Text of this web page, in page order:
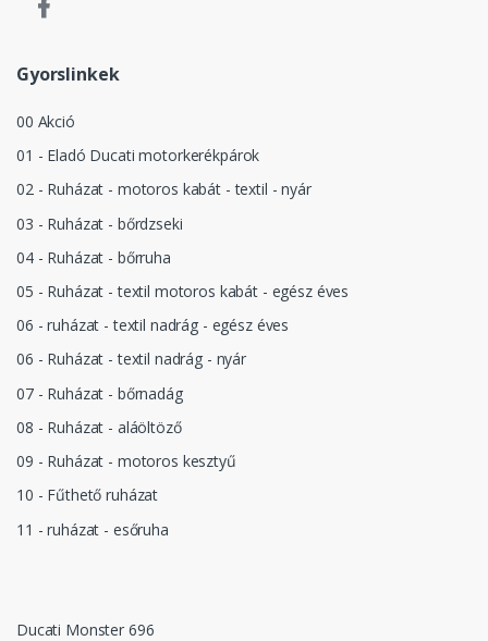
Gyorslinkek
00 Akció
01 - Eladó Ducati motorkerékpárok
02 - Ruházat - motoros kabát - textil - nyár
03 - Ruházat - bőrdzseki
04 - Ruházat - bőrruha
05 - Ruházat - textil motoros kabát - egész éves
06 - ruházat - textil nadrág - egész éves
06 - Ruházat - textil nadrág - nyár
07 - Ruházat - bőrnadág
08 - Ruházat - aláöltöző
09 - Ruházat - motoros kesztyű
10 - Fűthető ruházat
11 - ruházat - esőruha
Ducati Monster 696